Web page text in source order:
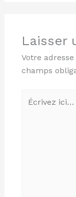
Laisser
Votre
champs